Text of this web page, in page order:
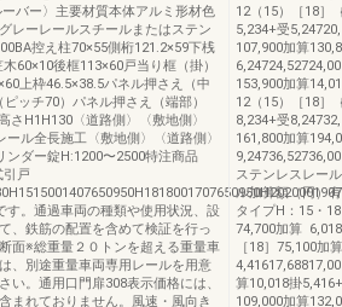
バー〉主要材質本体アルミ形材色
レーレールスチールまたはステン
控え柱70×55側桁121.2×59下桟
60×10後框113×60戸当り框（掛）
上枠46.5×38.5パネル押さえ（中
ッチ70）パネル押さえ（端部）
さH1H130〈道路側〉〈敷地側〉
ル全長施工〈敷地側〉〈道路側〉
ンダー錠H:1200〜2500特注商品
引戸
す。通過車両の種類や使用状況、設
、鉄筋の配置を含めて検証を行っ
面※総重量２０トンを超える重量車
、別途重量車両専用レールを用意
い。通用口門扉308表示価格には、
まれておりません。風速・風向き
12（15）［18］
5,234+受
107,900加算
153,900加算
12（15）［18］
8,234+受
161,800加算
ステンレスレ
ル加算額（円）
タイプH：15・
74,700加算
［18］75,100加
算10,018掛
109,000加算